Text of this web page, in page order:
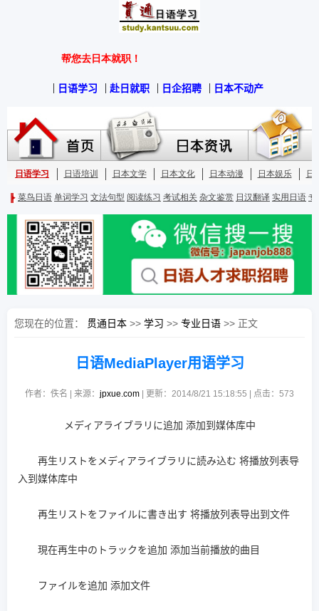
您现在的位置： 贯通日本 >> 学习 >> 专业日语 >> 正文
日语MediaPlayer用语学习
作者：佚名 | 来源： jpxue.com | 更新：2014/8/21 15:18:55 | 点击： 573
メディアライブラリに追加 添加到媒体库中
再生リストをメディアライブラリに読み込む 将播放列表导
入到媒体库中
再生リストをファイルに書き出す 将播放列表导出到文件
現在再生中のトラックを追加 添加当前播放的曲目
ファイルを追加 添加文件